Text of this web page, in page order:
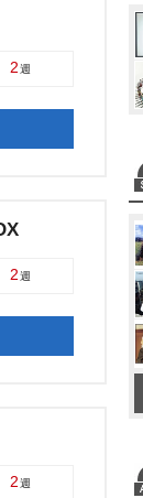
2週
2週
2週